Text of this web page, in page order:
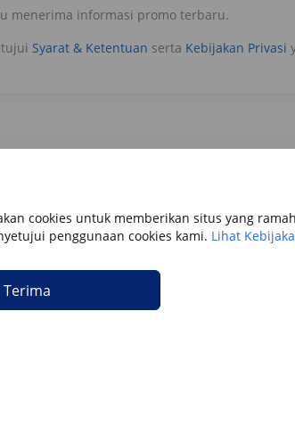
cookies untuk memberikan situs yang
penggunaan cookies kami. Lihat
Terima
menerima informasi promo terbaru.
Syarat & Ketentuan serta Kebijakan Privasi
Lainnya